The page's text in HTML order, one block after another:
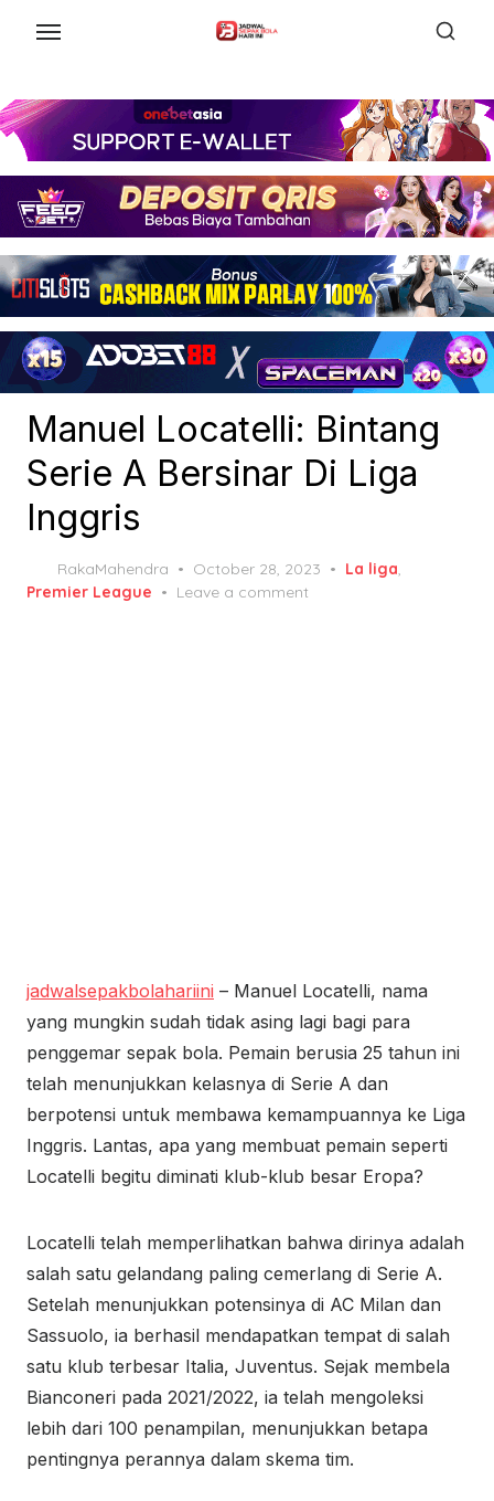
content
Manuel Locatelli: Bintang
Serie A Bersinar Di Liga
Inggris
RakaMahendra
Posted
on
October 28, 2023 La liga,
Premier League
Leave a comment
jadwalsepakbolahariini – Manuel Locatelli, nama
yang mungkin sudah tidak asing lagi bagi para
penggemar sepak bola. Pemain berusia 25 tahun ini
telah menunjukkan kelasnya di Serie A dan
berpotensi untuk membawa kemampuannya ke Liga
Inggris. Lantas, apa yang membuat pemain seperti
Locatelli begitu diminati klub-klub besar Eropa?
Locatelli telah memperlihatkan bahwa dirinya adalah
salah satu gelandang paling cemerlang di Serie A.
Setelah menunjukkan potensinya di AC Milan dan
Sassuolo, ia berhasil mendapatkan tempat di salah
satu klub terbesar Italia, Juventus. Sejak membela
Bianconeri pada 2021/2022, ia telah mengoleksi
lebih dari 100 penampilan, menunjukkan betapa
pentingnya perannya dalam skema tim.